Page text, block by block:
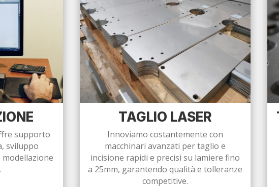
supporto
sviluppo
TAGLIO LASER
Innoviamo costantemente con
macchinari avanzati per taglio e
incisione rapidi e precisi su lamiere fino
a 25mm, garantendo qualità e tolleranze
competitive.